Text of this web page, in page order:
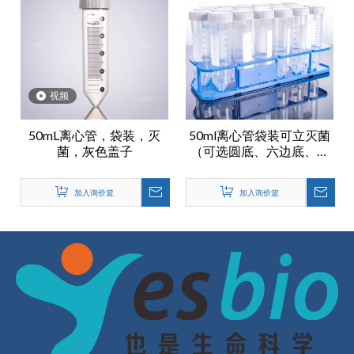
视频
50mL离心管，袋装，灭
菌，灰色盖子
加入询价篮
50ml离心管袋装可立灭菌
（可选圆底、六边底、支
加入询价篮